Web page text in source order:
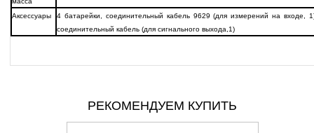
Аксессуары
4 батарейки, соединительный кабель 9629 (для измерений на входе,
соединительный кабель (для сигнального выхода,1)
РЕКОМЕНДУЕМ КУПИТЬ